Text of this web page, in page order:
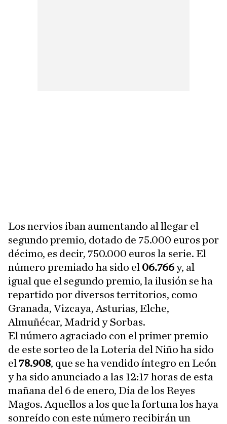
Los nervios iban aumentando al llegar el
segundo premio, dotado de 75.000 euros por
décimo, es decir, 750.000 euros la serie. El
número premiado ha sido el 06.766y, al
igual que el segundo premio, la ilusión se ha
repartido por diversos territorios, como
Granada, Vizcaya, Asturias, Elche,
Almuñécar, Madrid y Sorbas.
El número agraciado con el primer premio
de este sorteo de la Lotería del Niño ha sido
el 78.908, que se ha vendido íntegro en León
y ha sido anunciado a las 12:17 horas de esta
mañana del 6 de enero, Día de los Reyes
Magos. Aquellos a los que la fortuna los haya
sonreído con este número recibirán un